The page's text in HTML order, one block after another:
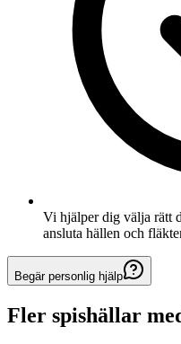
Vi hjälper dig välja rätt
ansluta hällen och
Begär personlig hjälp
Fler spishällar